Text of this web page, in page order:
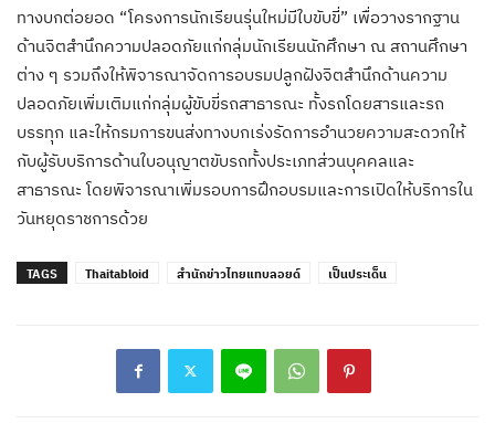
ทางบกต่อยอด “โครงการนักเรียนรุ่นใหม่มีใบขับขี่” เพื่อวางรากฐาน
ด้านจิตสำนึกความปลอดภัยแก่กลุ่มนักเรียนนักศึกษา ณ สถานศึกษา
ต่าง ๆ รวมถึงให้พิจารณาจัดการอบรมปลูกฝังจิตสำนึกด้านความ
ปลอดภัยเพิ่มเติมแก่กลุ่มผู้ขับขี่รถสาธารณะ ทั้งรถโดยสารและรถ
บรรทุก และให้กรมการขนส่งทางบกเร่งรัดการอำนวยความสะดวกให้
กับผู้รับบริการด้านใบอนุญาตขับรถทั้งประเภทส่วนบุคคลและ
สาธารณะ โดยพิจารณาเพิ่มรอบการฝึกอบรมและการเปิดให้บริการใน
วันหยุดราชการด้วย
TAGS Thaitabloid สำนักข่าวไทยแทบลอยด์ เป็นประเด็น